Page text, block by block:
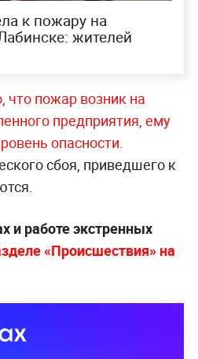
к пожару на
жителей
что пожар возник на
предприятия, ему
опасности.
сбоя, приведшего к
и работе экстренных
«Происшествия» на